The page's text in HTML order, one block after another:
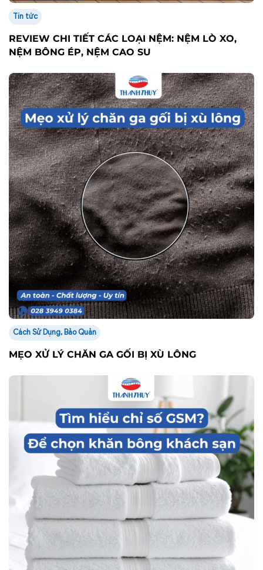
Tin tức
REVIEW CHI TIẾT CÁC LOẠI NỆM: NỆM LÒ XO,
NỆM BÔNG ÉP, NỆM CAO SU
Cách Sử Dụng, Bảo Quản
MẸO XỬ LÝ CHĂN GA GỐI BỊ XÙ LÔNG